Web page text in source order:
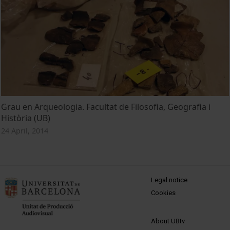
Grau en Arqueologia. Facultat de Filosofia, Geografia i
Història (UB)
24 April, 2014
MENÚ PEU 1
Legal notice
Cookies
PEU 2
About UBtv